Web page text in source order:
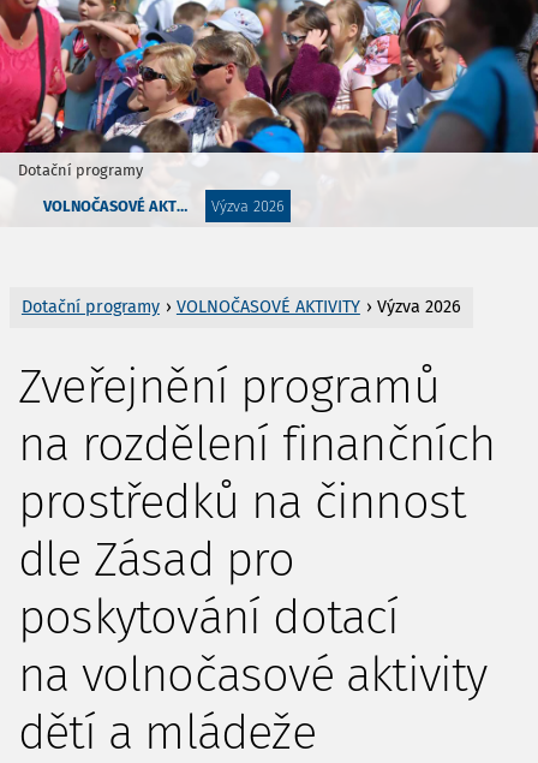
Dotační programy
VOLNOČASOVÉ AKTIVITY Výzva 2026
Dotační programy › VOLNOČASOVÉ AKTIVITY › Výzva 2026
Zveřejnění programů
na rozdělení finančních
prostředků na činnost
dle Zásad pro
poskytování dotací
na volnočasové aktivity
dětí a mládeže